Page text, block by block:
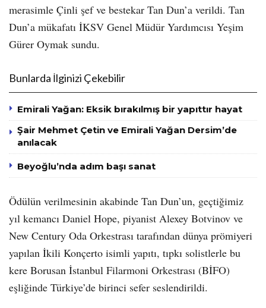
merasimle Çinli şef ve bestekar Tan Dun’a verildi. Tan
Dun’a mükafatı İKSV Genel Müdür Yardımcısı Yeşim
Gürer Oymak sundu.
Bunlarda İlginizi Çekebilir
Emirali Yağan: Eksik bırakılmış bir yapıttır hayat
Şair Mehmet Çetin ve Emirali Yağan Dersim’de
anılacak
Beyoğlu’nda adım başı sanat
Ödülün verilmesinin akabinde Tan Dun’un, geçtiğimiz
yıl kemancı Daniel Hope, piyanist Alexey Botvinov ve
New Century Oda Orkestrası tarafından dünya prömiyeri
yapılan İkili Konçerto isimli yapıtı, tıpkı solistlerle bu
kere Borusan İstanbul Filarmoni Orkestrası (BİFO)
eşliğinde Türkiye’de birinci sefer seslendirildi.